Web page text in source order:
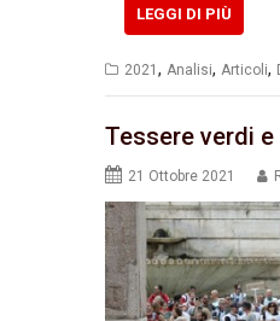
LEGGI DI PIÙ
2021 , Analisi, Articoli,
Tessere verdi
21 Ottobre 2021